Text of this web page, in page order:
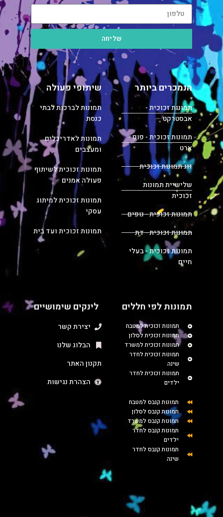
שליחה
הנמכרים ביותר
תמונות זכוכית -
אבסטרקט
תמונות זכוכית - פופ -
ארט
זוג תמונות זכוכית
שלישיית תמונות
זכוכית
תמונות זכוכית - נופים
תמונות זכוכית - דת
תמונות זכוכית - בעלי
חיים
שיתופי פעולה
תמונות לברכות לבתי
כנסת
תמונות לאדריכלים
ומעצבים
תמונות זכוכית לשיתוף
פעולה אמנים
תמונות זכוכית למיתוג
עסקי
תמונות זכוכית ועד בית
תמונות לפי חללים
תמונות זכוכית למטבח
תמונות זכוכית לסלון
תמונות זכוכית למשרד
תמונות זכוכית לחדר
שינה
תמונות זכוכית לחדר
ילדים
תמונות קנבס למטבח
תמונות קנבס לסלון
תמונות קנבס למשרד
תמונות קנבס לחדר
ילדים
תמונות קנבס לחדר
שינה
לינקים שימושיים
יצירת קשר
הבלוג שלנו
תקנון האתר
הצהרת נגישות